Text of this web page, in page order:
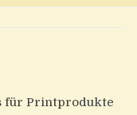
für Printprodukte